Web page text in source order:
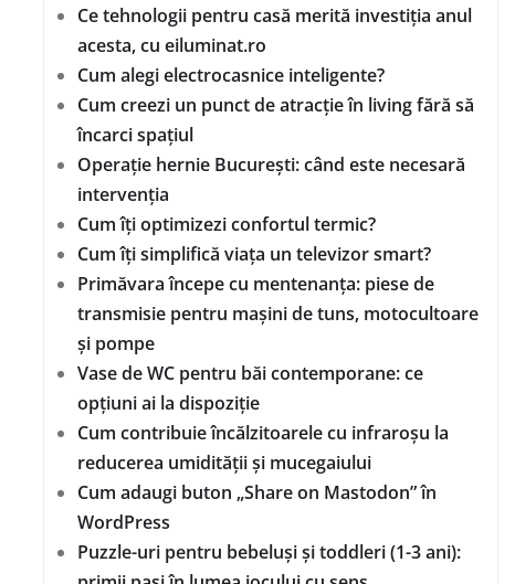
Ce tehnologii pentru casă merită investiția anul
acesta, cu eiluminat.ro
Cum alegi electrocasnice inteligente?
Cum creezi un punct de atracție în living fără să
încarci spațiul
Operație hernie București: când este necesară
intervenția
Cum îți optimizezi confortul termic?
Cum îți simplifică viața un televizor smart?
Primăvara începe cu mentenanța: piese de
transmisie pentru mașini de tuns, motocultoare
și pompe
Vase de WC pentru băi contemporane: ce
opțiuni ai la dispoziție
Cum contribuie încălzitoarele cu infraroșu la
reducerea umidității și mucegaiului
Cum adaugi buton „Share on Mastodon” în
WordPress
Puzzle-uri pentru bebeluși și toddleri (1-3 ani):